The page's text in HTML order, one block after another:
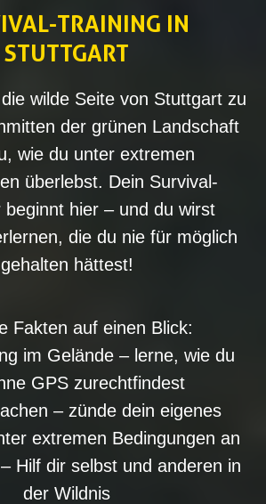
TRAINING IN
STUTTGART
wilde Seite von Stuttgart zu
der grünen Landschaft
wie du unter extremen
überlebst. Dein Survival-
beginnt hier – und du wirst
die du nie für möglich
gehalten hättest!
Fakten auf einen Blick:
im Gelände – lerne, wie du
GPS zurechtfindest
– zünde dein eigenes
extremen Bedingungen an
Hilf dir selbst und anderen in
der Wildnis